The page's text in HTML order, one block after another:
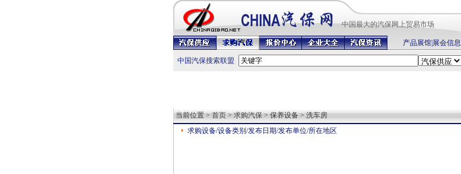
中国最大的汽保网上贸易市场
产品展馆| 展会信息
中国汽保搜索联盟
当前位置 > 首页 > 求购汽保 > 保养设备 > 洗车房
求购设备/设备类别/发布日期/发布单位/所在地区